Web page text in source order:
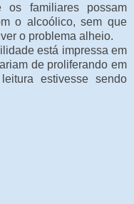
os familiares possam
o alcoólico, sem que
o problema alheio.
está impressa em
de proliferando em
estivesse sendo